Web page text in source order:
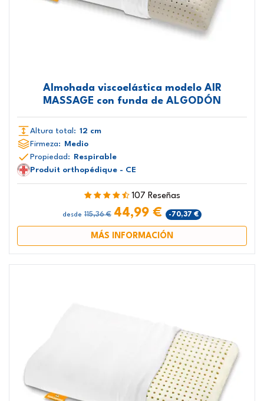
Almohada viscoelástica modelo AIR
MASSAGE con funda de ALGODÓN
Altura total: 12 cm
Firmeza:
Medio
Propiedad:
Respirable
Produit orthopédique - CE
107 Reseñas
desde 115,36 € 44,99 € -70,37 €
MÁS INFORMACIÓN